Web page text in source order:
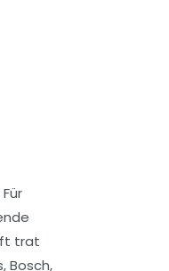
trat
Bosch,